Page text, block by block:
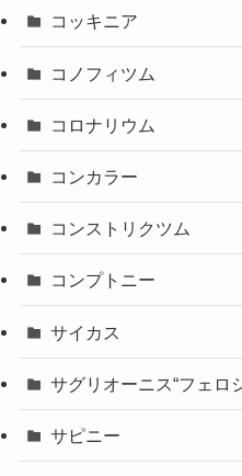
コッキニア
コノフィツム
コロナリウム
コンカラー
コンストリクツム
コンプトニー
サイカス
サグリオーニス“フェロ
サピニー